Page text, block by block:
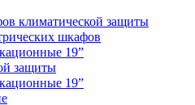
климатической защиты
шкафов
19”
защиты
19”